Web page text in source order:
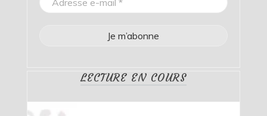
LECTURE EN COURS